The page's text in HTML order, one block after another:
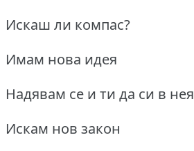
Искаш ли компас?
Имам нова идея
Надявам се и ти да си в нея
Искам нов закон